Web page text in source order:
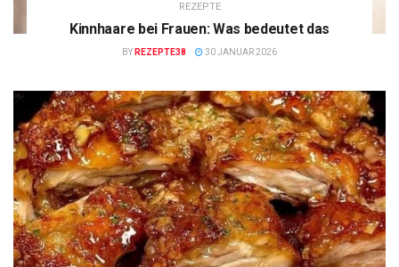
REZEPTE
Kinnhaare bei Frauen: Was bedeutet das
BY REZEPTE38 30 JANUAR 2026